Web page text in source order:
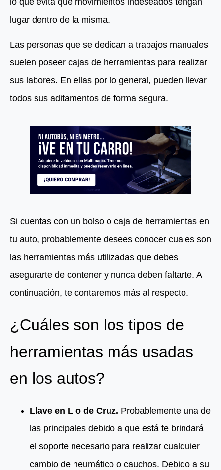
lugar dentro de la misma.
Las personas que se dedican a trabajos manuales
suelen poseer cajas de herramientas para realizar
sus labores. En ellas por lo general, pueden llevar
todos sus aditamentos de forma segura.
Si cuentas con un bolso o caja de herramientas en
tu auto, probablemente desees conocer cuales son
las herramientas más utilizadas que debes
asegurarte de contener y nunca deben faltarte. A
continuación, te contaremos más al respecto.
¿Cuáles son los tipos de
herramientas más usadas
en los autos?
Llave en L o de Cruz. Probablemente una de
las principales debido a que está te brindará
el soporte necesario para realizar cualquier
cambio de neumático o cauchos. Debido a su